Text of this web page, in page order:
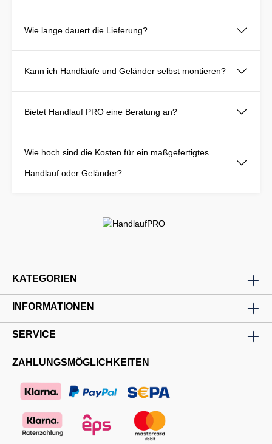
Wie lange dauert die Lieferung?
Kann ich Handläufe und Geländer selbst montieren?
Bietet Handlauf PRO eine Beratung an?
Wie hoch sind die Kosten für ein maßgefertigtes
Handlauf oder Geländer?
KATEGORIEN
INFORMATIONEN
SERVICE
ZAHLUNGSMÖGLICHKEITEN